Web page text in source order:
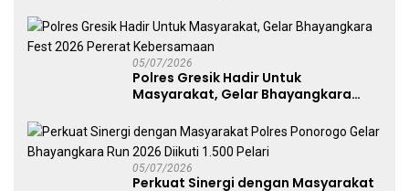
Dekranasda Gerakan Ekonomi Lokal
05/07/2026
Polres Gresik Hadir Untuk
Masyarakat, Gelar Bhayangkara
05/07/2026
Perkuat Sinergi dengan Masyarakat